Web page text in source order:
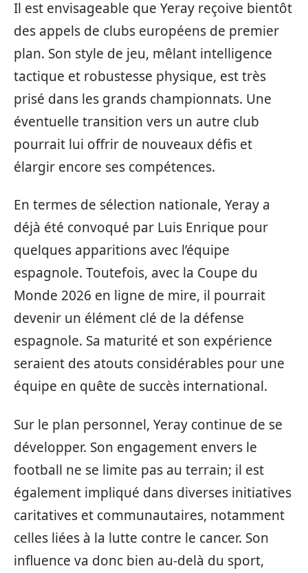
Il est envisageable que Yeray reçoive bientôt
des appels de clubs européens de premier
plan. Son style de jeu, mêlant intelligence
tactique et robustesse physique, est très
prisé dans les grands championnats. Une
éventuelle transition vers un autre club
pourrait lui offrir de nouveaux défis et
élargir encore ses compétences.
En termes de sélection nationale, Yeray a
déjà été convoqué par Luis Enrique pour
quelques apparitions avec l’équipe
espagnole. Toutefois, avec la Coupe du
Monde 2026 en ligne de mire, il pourrait
devenir un élément clé de la défense
espagnole. Sa maturité et son expérience
seraient des atouts considérables pour une
équipe en quête de succès international.
Sur le plan personnel, Yeray continue de se
développer. Son engagement envers le
football ne se limite pas au terrain; il est
également impliqué dans diverses initiatives
caritatives et communautaires, notamment
celles liées à la lutte contre le cancer. Son
influence va donc bien au-delà du sport,